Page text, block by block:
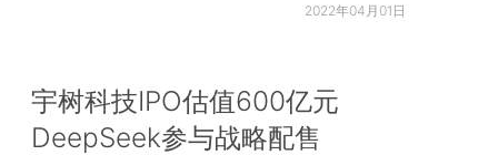
2022年04月01日
宇树科技IPO估值600亿元
DeepSeek参与战略配售